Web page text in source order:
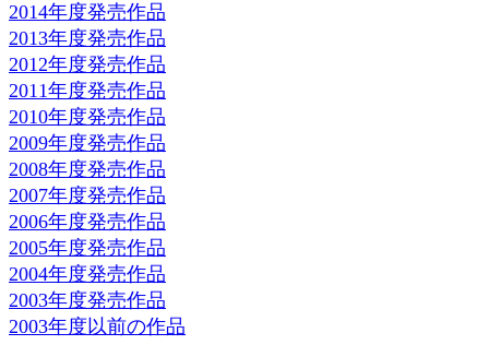
2014年度発売作品
2013年度発売作品
2012年度発売作品
2011年度発売作品
2010年度発売作品
2009年度発売作品
2008年度発売作品
2007年度発売作品
2006年度発売作品
2005年度発売作品
2004年度発売作品
2003年度発売作品
2003年度以前の作品